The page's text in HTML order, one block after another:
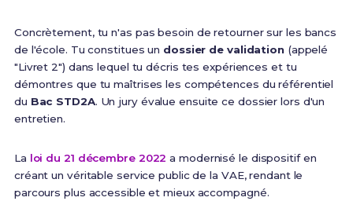
Concrètement, tu n'as pas besoin de retourner sur les bancs
de l'école. Tu constitues un dossier de validation(appelé
"Livret 2") dans lequel tu décris tes expériences et tu
démontres que tu maîtrises les compétences du référentiel
du Bac STD2A. Un jury évalue ensuite ce dossier lors d'un
entretien.
La loi du 21 décembre 2022 a modernisé le dispositif en
créant un véritable service public de la VAE, rendant le
parcours plus accessible et mieux accompagné.